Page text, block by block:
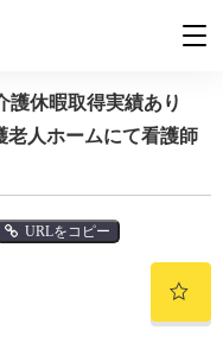
休暇取得実績あり
人ホームにて看護師
URLをコピー